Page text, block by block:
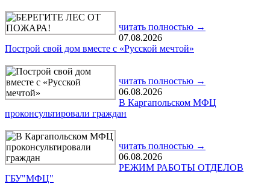
читать полностью →
07.08.2026
Построй свой дом вместе с «Русской мечтой»
читать полностью →
06.08.2026
В Каргапольском МФЦ
проконсультировали граждан
читать полностью →
06.08.2026
РЕЖИМ РАБОТЫ ОТДЕЛОВ
ГБУ"МФЦ"